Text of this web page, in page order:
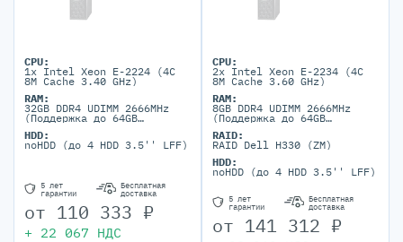
CPU:
1x Intel Xeon E-2224 (4C
8M Cache 3.40 GHz)
RAM:
32GB DDR4 UDIMM 2666MHz
(Поддержка до 64GB
портов)
HDD:
noHDD (до 4 HDD 3.5'' LFF)
5 лет
гарантии
Бесплатная
доставка
от 110 333 ₽
+ 22 067 НДС
CPU:
2x Intel Xeon E-2234 (4C
8M Cache 3.60 GHz)
RAM:
8GB DDR4 UDIMM 2666MHz
(Поддержка до 64GB
портов)
RAID:
RAID Dell H330 (ZM)
HDD:
noHDD (до 4 HDD 3.5'' LFF)
5 лет
гарантии
Бесплатная
доставка
от 141 312 ₽